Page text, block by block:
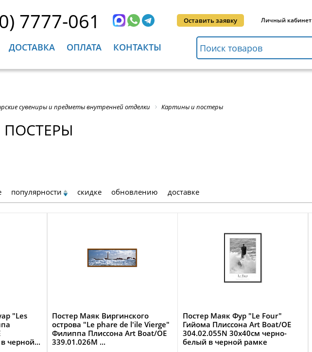
7777-061 Оставить заявку Личный кабинет
ДОСТАВКА ОПЛАТА КОНТАКТЫ
сувениры и предметы внутренней отделки Картины и постеры
популярности скидке обновлению доставке
"Les
черной...
Постер Маяк Виргинского
острова "Le phare de l'ile Vierge"
Филиппа Плиссона Art Boat/OE
339.01.026M ...
Постер Маяк Фур "Le Four"
Гийома Плиссона Art Boat/OE
304.02.055N 30х40см черно-
белый в черной рамке